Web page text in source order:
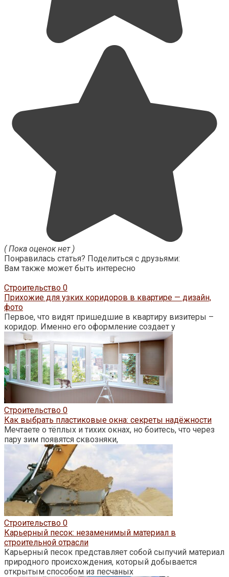
( Пока оценок нет )
Понравилась статья? Поделиться с друзьями:
Вам также может быть интересно
Строительство 0
Прихожие для узких коридоров в квартире — дизайн,
фото
Первое, что видят пришедшие в квартиру визитеры –
коридор. Именно его оформление создает у
Строительство 0
Как выбрать пластиковые окна: секреты надёжности
Мечтаете о тёплых и тихих окнах, но боитесь, что через
пару зим появятся сквозняки,
Строительство 0
Карьерный песок: незаменимый материал в
строительной отрасли
Карьерный песок представляет собой сыпучий материал
природного происхождения, который добывается
открытым способом из песчаных